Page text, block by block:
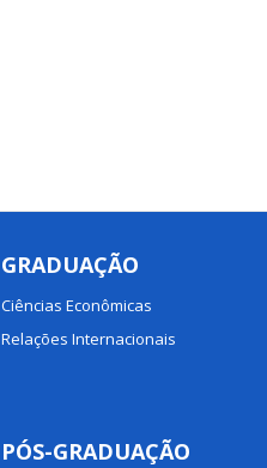
GRADUAÇÃO
Ciências Econômicas
Relações Internacionais
PÓS-GRADUAÇÃO